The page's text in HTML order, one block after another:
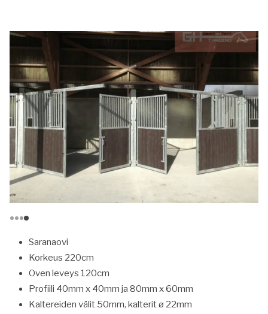
Saranaovi
Korkeus 220cm
Oven leveys 120cm
Profiili 40mm x 40mm ja 80mm x 60mm
Kaltereiden välit 50mm, kalterit ø 22mm